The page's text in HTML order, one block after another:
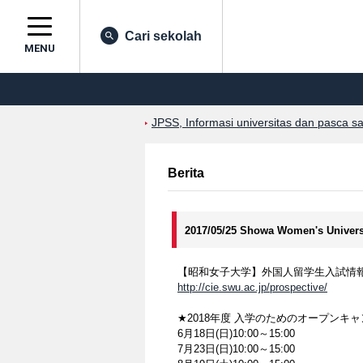
MENU
Cari sekolah
JPSS, Informasi universitas dan pasca
Berita
2017/05/25 Showa Women's
【昭和女子大学】外国人留学生入試
http://cie.swu.ac.jp/prospective/
★2018年度 入学のためのオープンキ
6月18日(日)10:00～15:00
7月23日(日)10:00～15:00